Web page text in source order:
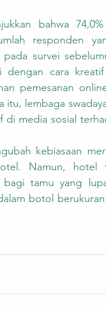
responden
survei
dengan cara
pemesanan
lembaga
media sosial
Namun, hotel
tamu yang
botol